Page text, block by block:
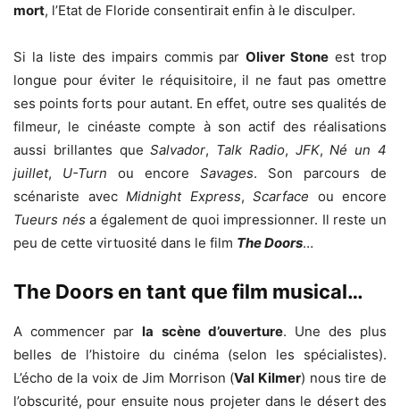
mort, l’Etat de Floride consentirait enfin à le disculper.
Si la liste des impairs commis parOliver Stone est trop
longue pour éviter le réquisitoire, il ne faut pas omettre
ses points forts pour autant. En effet, outre ses qualités de
filmeur, le cinéaste compte à son actif des réalisations
aussi brillantes queSalvador, Talk Radio, JFK,Né un 4
juillet, U-Turn ou encore Savages. Son parcours de
scénariste avec Midnight Express, Scarface ou encore
Tueurs nés a également de quoi impressionner. Il reste un
peu de cette virtuosité dans le film The Doors…
The Doors en tant que film musical…
A commencer parla scène d’ouverture. Une des plus
belles de l’histoire du cinéma (selon les spécialistes).
L’écho de la voix de Jim Morrison (Val Kilmer) nous tire de
l’obscurité, pour ensuite nous projeter dans le désert des